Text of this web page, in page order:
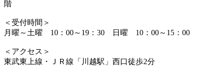
階
＜受付時間＞
月曜～土曜 10：00～19：30 日曜 10：00～15：00
＜アクセス＞
東武東上線・ＪＲ線「川越駅」西口徒歩2分